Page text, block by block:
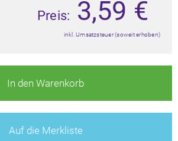
Preis: 3,59 €
inkl. Umsatzsteuer (soweit erhoben)
In den Warenkorb
Auf die Merkliste